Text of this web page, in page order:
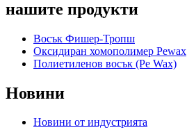
нашите продукти
Восък Фишер-Тропш
Оксидиран хомополимер Pewax
Полиетиленов восък (Pe Wax)
Новини
Новини от индустрията